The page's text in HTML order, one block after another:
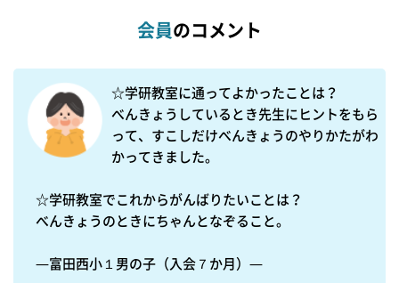
会員のコメント
☆学研教室に通ってよかったことは？
べんきょうしているとき先生にヒントをもら
って、すこしだけべんきょうのやりかたがわ
かってきました。
☆学研教室でこれからがんばりたいことは？
べんきょうのときにちゃんとなぞること。
―富田西小１男の子（入会７か月）―